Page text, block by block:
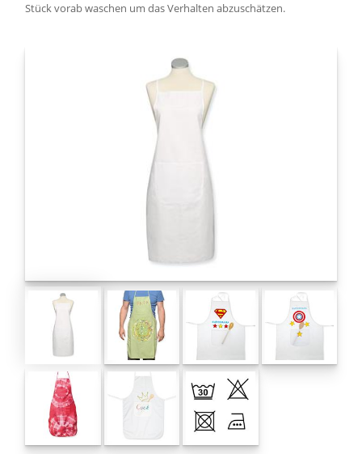
Stück vorab waschen um das Verhalten abzuschätzen.